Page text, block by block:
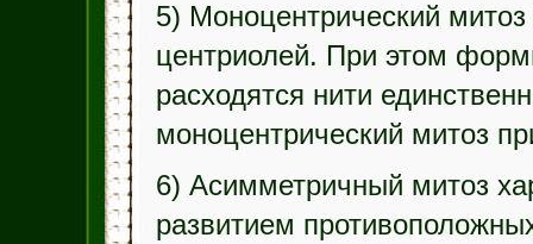
5) Моноцентрический
центриолей. При этом
расходятся нити
моноцентрический митоз
6) Асимметричный митоз
развитием